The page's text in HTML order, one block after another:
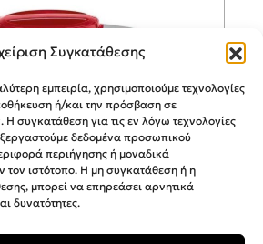
Συγκατάθεσης
εμπειρία, χρησιμοποιούμε τεχνολογίες
ή/και την πρόσβαση σε
συγκατάθεση για τις εν λόγω τεχνολογίες
δεδομένα προσωπικού
περιήγησης ή μοναδικά
τον ιστότοπο. Η μη συγκατάθεση ή η
μπορεί να επηρεάσει αρνητικά
δυνατότητες.